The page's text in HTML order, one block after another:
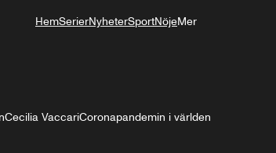
HemSerierNyheterSportNöjeMer
Cecilia VaccariCoronapandemin i världen